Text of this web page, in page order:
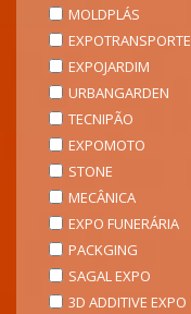
MOLDPLÁS
EXPOTRANSPORTE
EXPOJARDIM
URBANGARDEN
TECNIPÃO
EXPOMOTO
STONE
MECÂNICA
EXPO FUNERÁRIA
PACKGING
SAGAL EXPO
3D ADDITIVE EXPO